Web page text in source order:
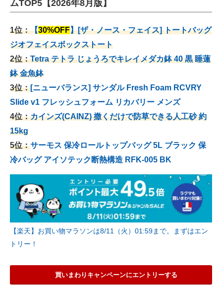
ムTOP5【2026年8月版】
1位：【30%OFF】[ザ・ノース・フェイス] トートバッグ
ジオフェイスボックストート
2位：Tetra テトラ じょうろでキレイメダカ鉢 40 黒 睡蓮
鉢 金魚鉢
3位：[ニューバランス] サンダル Fresh Foam RCVRY
Slide v1 フレッシュフォーム リカバリー メンズ
4位：カインズ(CAINZ) 撒くだけで防草できる人工砂 約
15kg
5位：サーモス 保冷ロールトップバッグ 5L ブラック 保
冷バッグ アイソテック断熱構造 RFK-005 BK
【楽天】お買い物マラソンは8/11（火）01:59まで。まずはエン
トリー！
買いまわりキャンペーンにエントリーする